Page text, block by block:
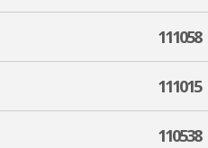
111058
111015
110538